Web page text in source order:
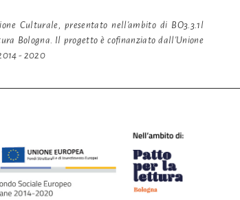
Culturale, presentato nell'ambito di BO3.3.1l
Bologna. Il progetto è cofinanziato dall'Unione
- 2020